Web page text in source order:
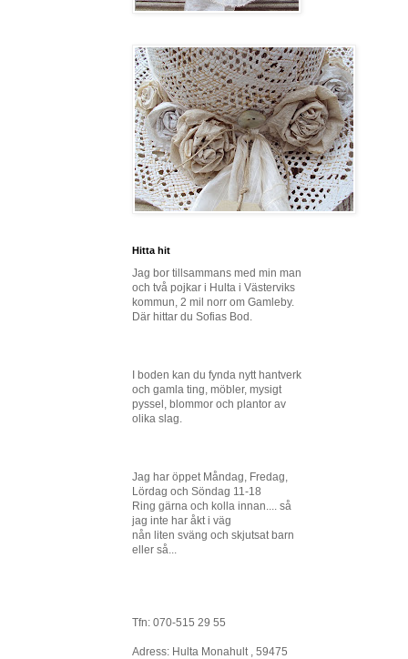
Hitta hit
Jag bor tillsammans med min man
och två pojkar i Hulta i Västerviks
kommun, 2 mil norr om Gamleby.
Där hittar du Sofias Bod.
I boden kan du fynda nytt hantverk
och gamla ting, möbler, mysigt
pyssel, blommor och plantor av
olika slag.
Jag har öppet Måndag, Fredag,
Lördag och Söndag 11-18
Ring gärna och kolla innan.... så
jag inte har åkt i väg
nån liten sväng och skjutsat barn
eller så...
Tfn: 070-515 29 55
Adress: Hulta Monahult , 59475